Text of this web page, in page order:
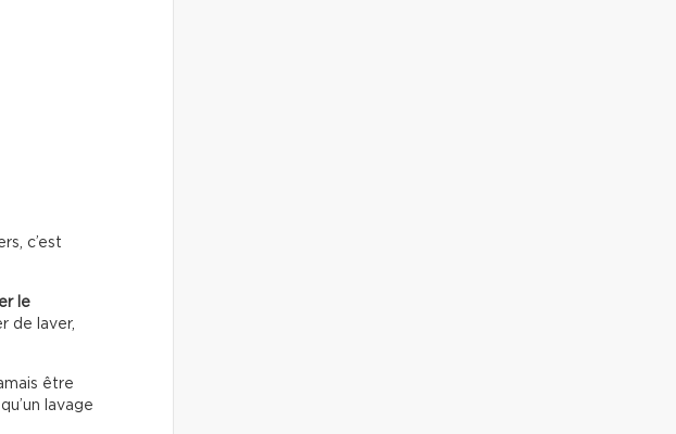
c’est
le
de laver,
être
lavage